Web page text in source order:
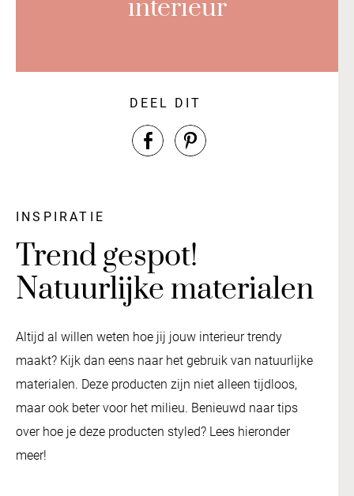
interieur
DEEL DIT
INSPIRATIE
Trend gespot!
Natuurlijke materialen
Altijd al willen weten hoe jij jouw interieur trendy
maakt? Kijk dan eens naar het gebruik van natuurlijke
materialen. Deze producten zijn niet alleen tijdloos,
maar ook beter voor het milieu. Benieuwd naar tips
over hoe je deze producten styled? Lees hieronder
meer!